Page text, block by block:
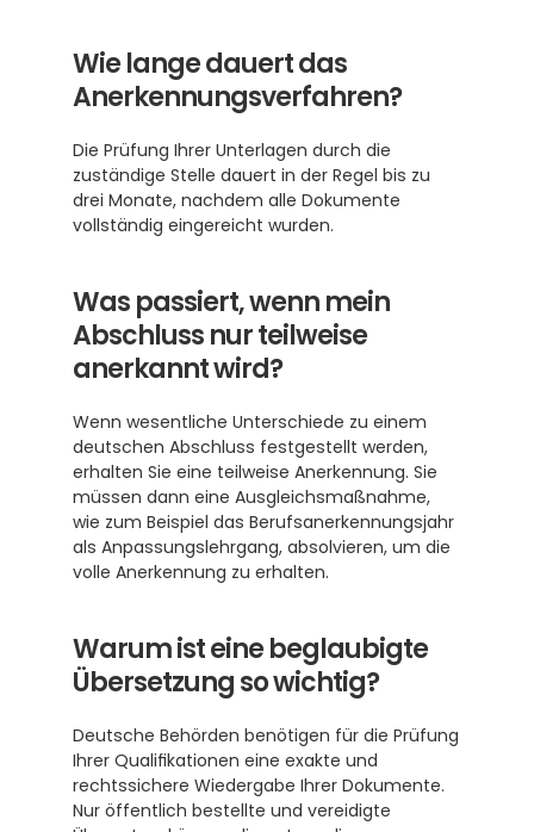
Wie lange dauert das
Anerkennungsverfahren?
Die Prüfung Ihrer Unterlagen durch die
zuständige Stelle dauert in der Regel bis zu
drei Monate, nachdem alle Dokumente
vollständig eingereicht wurden.
Was passiert, wenn mein
Abschluss nur teilweise
anerkannt wird?
Wenn wesentliche Unterschiede zu einem
deutschen Abschluss festgestellt werden,
erhalten Sie eine teilweise Anerkennung. Sie
müssen dann eine Ausgleichsmaßnahme,
wie zum Beispiel das Berufsanerkennungsjahr
als Anpassungslehrgang, absolvieren, um die
volle Anerkennung zu erhalten.
Warum ist eine beglaubigte
Übersetzung so wichtig?
Deutsche Behörden benötigen für die Prüfung
Ihrer Qualifikationen eine exakte und
rechtssichere Wiedergabe Ihrer Dokumente.
Nur öffentlich bestellte und vereidigte